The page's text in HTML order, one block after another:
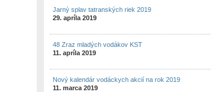
Jarný splav tatranských riek 2019
29. apríla 2019
48 Zraz mladých vodákov KST
11. apríla 2019
Nový kalendár vodáckych akcií na rok 2019
11. marca 2019